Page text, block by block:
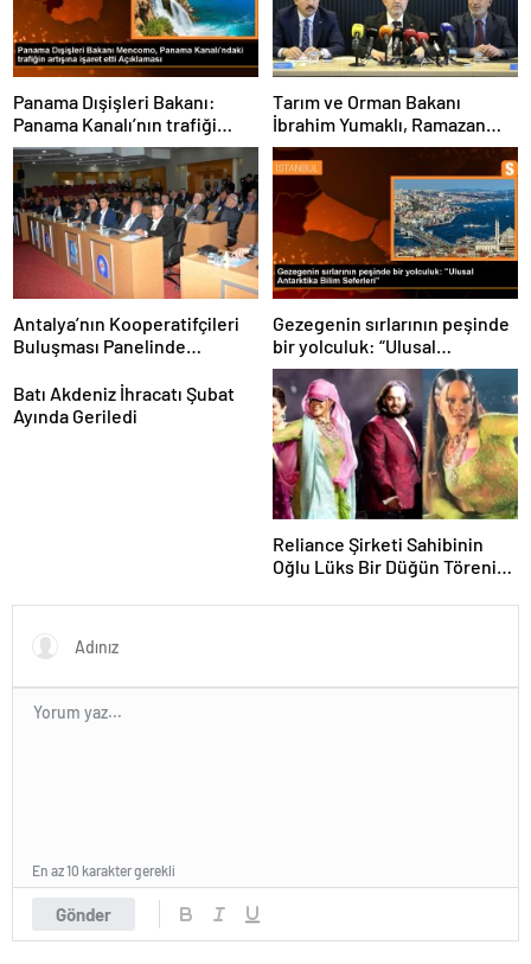
Panama Dışişleri Bakanı:
Panama Kanalı’nın trafiği
artıyor
Tarım ve Orman Bakanı
İbrahim Yumaklı, Ramazan
denetimlerini
sıklaştırdıklarını açıkladı
Antalya’nın Kooperatifçileri
Buluşması Panelinde
Yapılması Gerekenler
Tartışıldı
Gezegenin sırlarının peşinde
bir yolculuk: “Ulusal
Antarktika Bilim Seferleri”
Batı Akdeniz İhracatı Şubat
Ayında Geriledi
Reliance Şirketi Sahibinin
Oğlu Lüks Bir Düğün Töreni
Gönder
En az 10 karakter gerekli